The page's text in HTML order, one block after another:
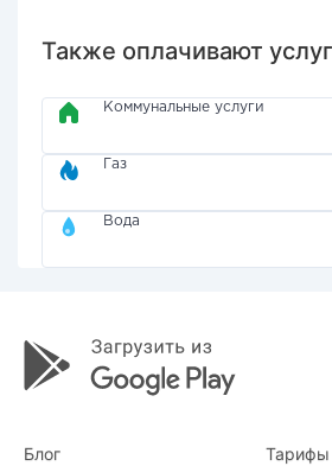
Также оплачивают
Коммунальные услуги
Газ
Вода
Блог Тарифы